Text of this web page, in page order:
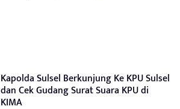
Kapolda Sulsel Berkunjung Ke KPU Sulsel
dan Cek Gudang Surat Suara KPU di
KIMA